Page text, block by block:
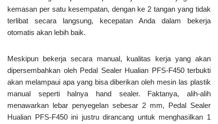
kemasan per satu kesempatan, dengan ke 2 tangan yang tidak
terlibat secara langsung, kecepatan Anda dalam bekerja
otomatis akan lebih baik.
Meskipun bekerja secara manual, kualitas kerja yang akan
dipersembahkan oleh Pedal Sealer Hualian PFS-F450 terbukti
akan melampaui apa yang bisa diberikan oleh mesin las plastik
manual seperti halnya hand sealer. Faktanya, alih-alih
menawarkan lebar penyegelan sebesar 2 mm, Pedal Sealer
Hualian PFS-F450 ini justru dirancang untuk menghasilkan 1